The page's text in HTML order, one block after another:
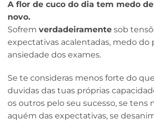
A flor de cuco do dia tem medo
novo.
Sofrem verdadeiramente sob
expectativas acalentadas, medo do
ansiedade dos exames.
Se te consideras menos forte do
duvidas das tuas próprias
os outros pelo seu sucesso, se tens
aquém das expectativas, se